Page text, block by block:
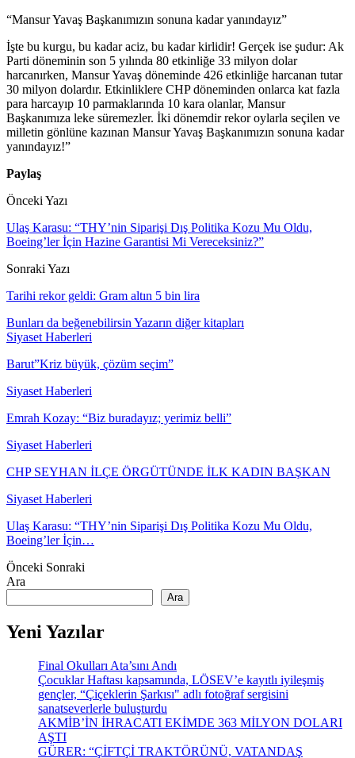
“Mansur Yavaş Başkanımızın sonuna kadar yanındayız”
İşte bu kurgu, bu kadar aciz, bu kadar kirlidir! Gerçek ise şudur: Ak
Parti döneminin son 5 yılında 80 etkinliğe 33 milyon dolar
harcanırken, Mansur Yavaş döneminde 426 etkinliğe harcanan tutar
30 milyon dolardır. Etkinliklere CHP döneminden onlarca kat fazla
para harcayıp 10 parmaklarında 10 kara olanlar, Mansur
Başkanımıza leke süremezler. İki dönemdir rekor oylarla seçilen ve
milletin gönlüne kazınan Mansur Yavaş Başkanımızın sonuna kadar
yanındayız!”
Paylaş
Önceki Yazı
Ulaş Karasu: “THY’nin Siparişi Dış Politika Kozu Mu Oldu,
Boeing’ler İçin Hazine Garantisi Mi Vereceksiniz?”
Sonraki Yazı
Tarihi rekor geldi: Gram altın 5 bin lira
Bunları da beğenebilirsin Yazarın diğer kitapları
Siyaset Haberleri
Barut”Kriz büyük, çözüm seçim”
Siyaset Haberleri
Emrah Kozay: “Biz buradayız; yerimiz belli”
Siyaset Haberleri
CHP SEYHAN İLÇE ÖRGÜTÜNDE İLK KADIN BAŞKAN
Siyaset Haberleri
Ulaş Karasu: “THY’nin Siparişi Dış Politika Kozu Mu Oldu,
Boeing’ler İçin…
Önceki Sonraki
Ara
Ara
Yeni Yazılar
Final Okulları Ata’sını Andı
Çocuklar Haftası kapsamında, LÖSEV’e kayıtlı iyileşmiş
gençler, “Çiçeklerin Şarkısı" adlı fotoğraf sergisini
sanatseverlerle buluşturdu
AKMİB’İN İHRACATI EKİMDE 363 MİLYON DOLARI
AŞTI
GÜRER: “ÇİFTÇİ TRAKTÖRÜNÜ, VATANDAŞ